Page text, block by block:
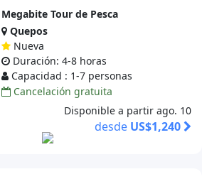
Megabite Tour de Pesca
Quepos
Nueva
Duración: 4-8 horas
Capacidad : 1-7 personas
Cancelación gratuita
Disponible a partir ago. 10
desde US$1,240